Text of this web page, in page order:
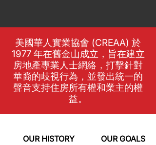
美國華人實業協會 (CREAA) 於
1977 年在舊金山成立，旨在建立
房地產專業人士網絡，打擊針對
華裔的歧視行為，並發出統一的
聲音支持住房所有權和業主的權
益。
OUR HISTORY OUR GOALS